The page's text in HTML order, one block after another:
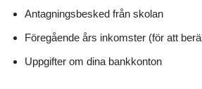
Antagningsbesked från skolan
Föregående års inkomster (för att
Uppgifter om dina bankkonton